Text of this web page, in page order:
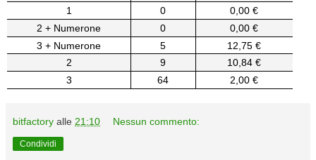
1
0
0,00 €
2 + Numerone
0
0,00 €
3 + Numerone
5
12,75 €
2
9
10,84 €
3
64 2,00 €
bitfactory alle 21:10 Nessun commento:
Condividi